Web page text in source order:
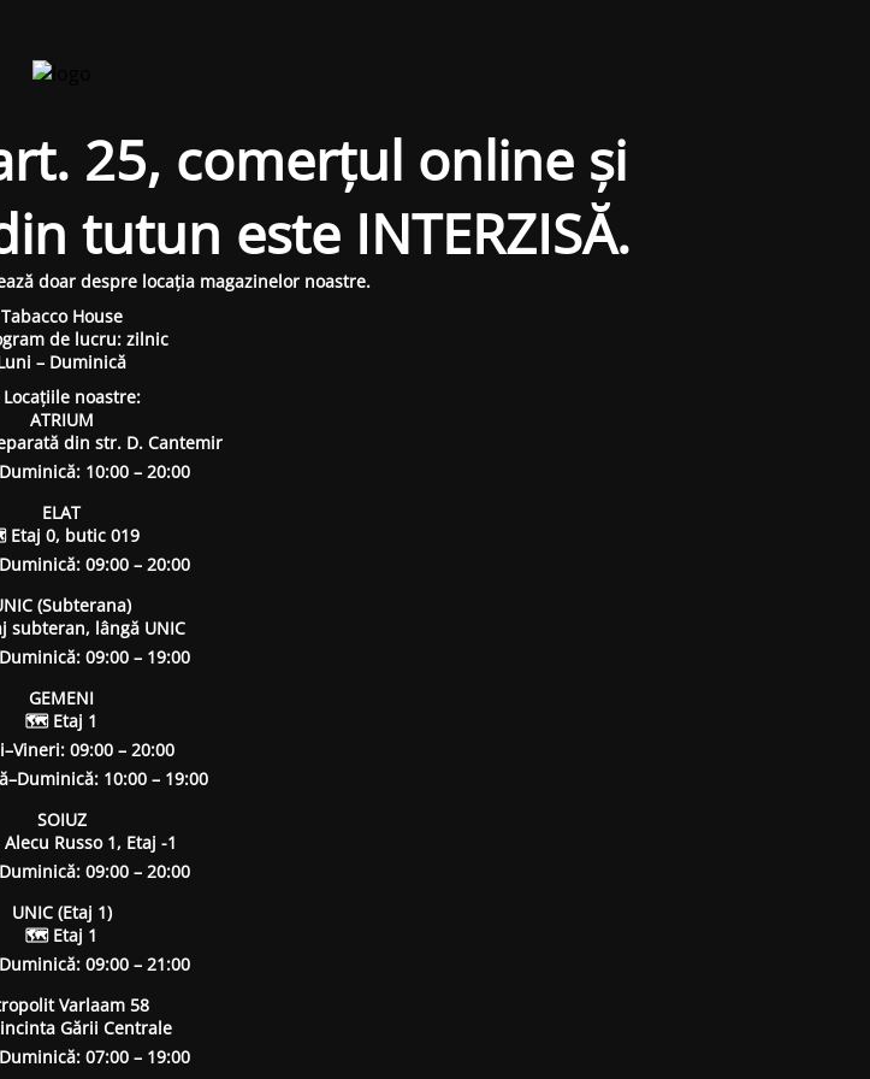
25, comerțul online și
tutun este INTERZISĂ.
doar despre locația magazinelor noastre.
Tabacco House
de lucru: zilnic
– Duminică
Locațiile noastre:
ATRIUM
din str. D. Cantemir
10:00 – 20:00
ELAT
0, butic 019
09:00 – 20:00
(Subterana)
subteran, lângă UNIC
09:00 – 19:00
GEMENI
🗺 Etaj 1
09:00 – 20:00
10:00 – 19:00
SOIUZ
Russo 1, Etaj -1
09:00 – 20:00
UNIC (Etaj 1)
🗺 Etaj 1
09:00 – 21:00
Varlaam 58
Gării Centrale
07:00 – 19:00